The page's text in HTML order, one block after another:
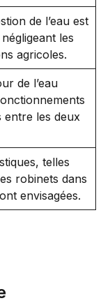
de l’eau est
les
agricoles.
de l’eau
entre les deux
telles
robinets dans
envisagées.